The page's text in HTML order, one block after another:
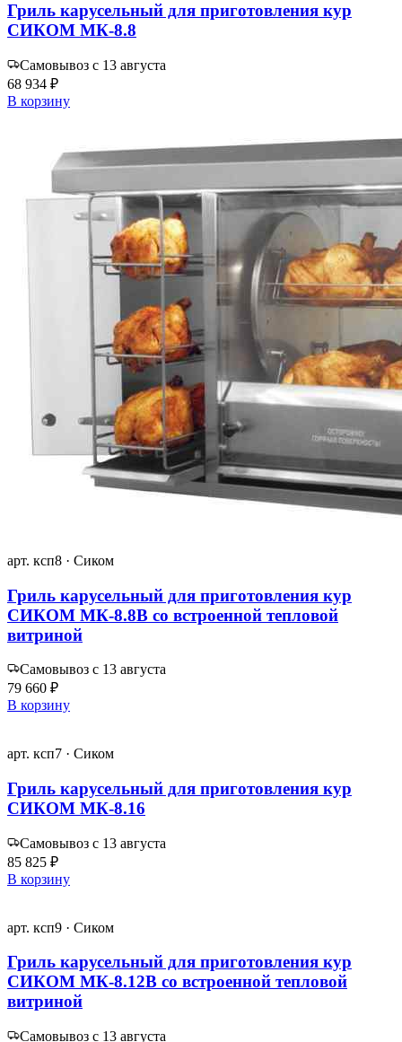
Гриль карусельный для приготовления кур
СИКОМ МК-8.8
Самовывоз с 13 августа
68 934 ₽
В корзину
арт. ксп8 · Сиком
Гриль карусельный для приготовления кур
СИКОМ МК-8.8В со встроенной тепловой
витриной
Самовывоз с 13 августа
79 660 ₽
В корзину
арт. ксп7 · Сиком
Гриль карусельный для приготовления кур
СИКОМ МК-8.16
Самовывоз с 13 августа
85 825 ₽
В корзину
арт. ксп9 · Сиком
Гриль карусельный для приготовления кур
СИКОМ МК-8.12В со встроенной тепловой
витриной
Самовывоз с 13 августа